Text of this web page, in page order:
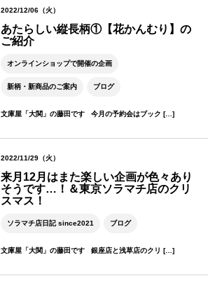
2022/12/06（火）
あたらしい縦長柄①【花かんむり】の
ご紹介
オンラインショップで開催の企画
新柄・新商品のご案内 ブログ
文庫屋「大関」の藤田です 今月の予約会はブック […]
2022/11/29（火）
来月12月はまた楽しい企画が色々あり
そうです…！＆東京ソラマチ店のクリ
スマス！
ソラマチ店日記 since2021 ブログ
文庫屋「大関」の藤田です 銀座店と浅草店のクリ […]